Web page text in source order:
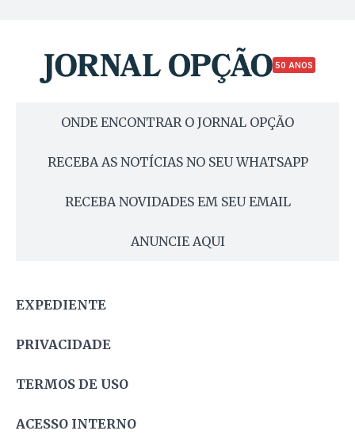
50 ANOS
ONDE ENCONTRAR O JORNAL OPÇÃO
RECEBA AS NOTÍCIAS NO SEU WHATSAPP
RECEBA NOVIDADES EM SEU EMAIL
ANUNCIE AQUI
EXPEDIENTE
PRIVACIDADE
TERMOS DE USO
ACESSO INTERNO